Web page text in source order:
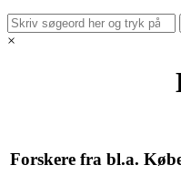
×
Forskere fra bl.a.